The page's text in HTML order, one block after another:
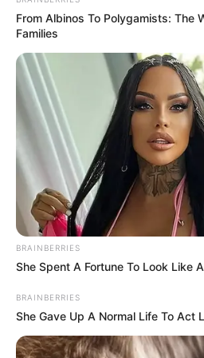
Τραγωδία στη Χαλκίδα:
νεκρό
Πότε θα έρθει το ρεύμα
Άντρας άφησε την
παραλία κοντά στη Χαλκίδα
Ακολουθήστε το
News
From Albinos To Polygamists: The
Families
BRAINBERRIES
She Spent A Fortune To Look Like
BRAINBERRIES
She Gave Up A Normal Life To Act